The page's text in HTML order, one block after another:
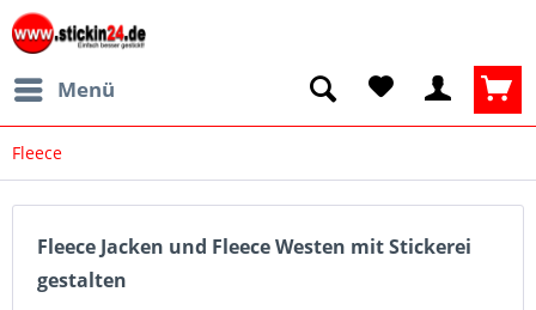
Menü
Fleece
Fleece Jacken und Fleece Westen mit Stickerei
gestalten